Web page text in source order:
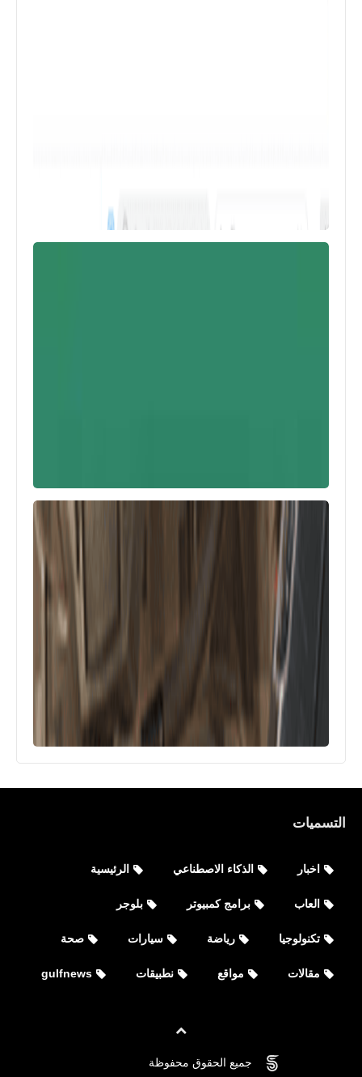
التسميات
اخبار الذكاء الاصطناعي الرئيسية
العاب برامج كمبيوتر بلوجر
تكنولوجيا رياضة سيارات صحة
مقالات مواقع نطبيقات gulfnews
جميع الحقوق محفوظة